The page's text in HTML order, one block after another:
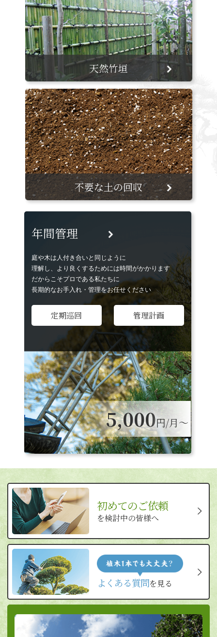
天然竹垣
不要な土の回収
年間管理
庭や木は人付き合いと同じように
理解し、より良くするためには時間がかかります
だからこそプロである私たちに
長期的なお手入れ・管理をお任せください
定期巡回 管理計画
5,000円/月〜
初めてのご依頼
を検討中の皆様へ
よくある質問を見る